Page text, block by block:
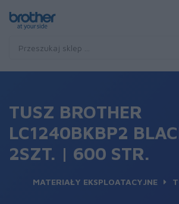
TUSZ BROTHER
LC1240BKBP2
2SZT. | 600 STR.
MATERIAŁY EKSPLOATACYJNE